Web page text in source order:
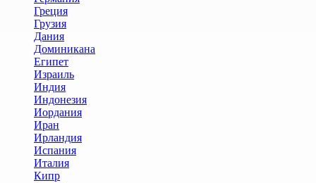
Греция
Грузия
Дания
Доминикана
Египет
Израиль
Индия
Индонезия
Иордания
Иран
Ирландия
Испания
Италия
Кипр